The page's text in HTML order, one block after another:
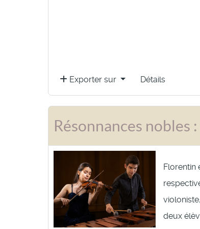
Exporter sur Détails
Résonnances nobles
Florentin
deux